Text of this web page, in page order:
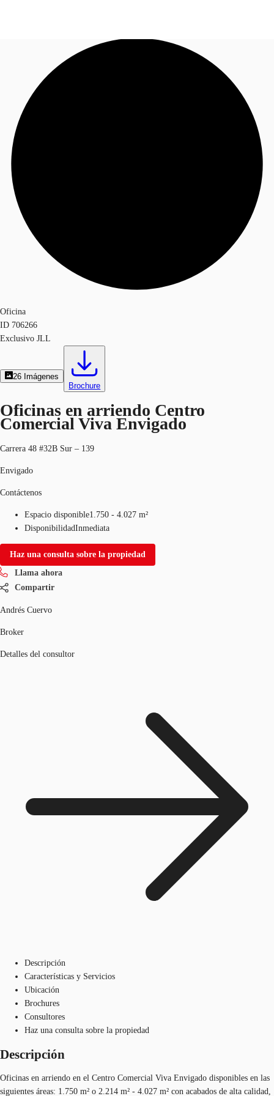
Nuestros Servicios
Noticias e Investigaciones
Llama ahora
Oficina
ID 706266
Exclusivo JLL
26 Imágenes
Brochure
Oficinas en arriendo Centro
Comercial Viva Envigado
Carrera 48 #32B Sur – 139
Envigado
Contáctenos
Espacio disponible1.750 - 4.027 m²
DisponibilidadInmediata
Haz una consulta sobre la propiedad
Llama ahora
Compartir
Andrés Cuervo
Broker
Detalles del consultor
Descripción
Características y Servicios
Ubicación
Brochures
Consultores
Haz una consulta sobre la propiedad
Descripción
Oficinas en arriendo en el Centro Comercial Viva Envigado disponibles en las
siguientes áreas: 1.750 m² o 2.214 m² - 4.027 m² con acabados de alta calidad,